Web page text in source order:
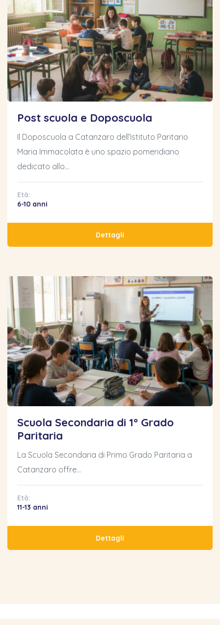
Post scuola e Doposcuola
Il Doposcuola a Catanzaro dell’Istituto Paritario
Maria Immacolata è uno spazio pomeridiano
dedicato allo…
Età:
6-10 anni
Dettagli
Scuola Secondaria di 1° Grado
Paritaria
La Scuola Secondaria di Primo Grado Paritaria a
Catanzaro offre…
Età:
11-13 anni
Dettagli